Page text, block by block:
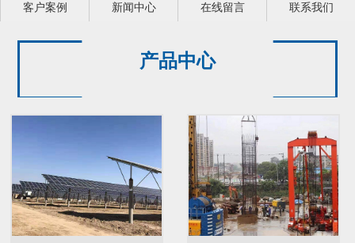
客户案例 新闻中心 在线留言 联系我们
产品中心